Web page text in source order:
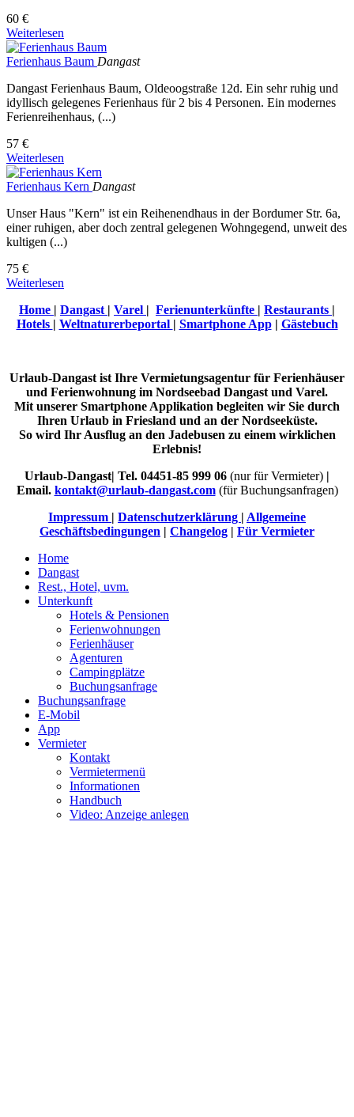
60 €
Weiterlesen
Ferienhaus Baum Dangast
Dangast Ferienhaus Baum, Oldeoogstraße 12d. Ein sehr ruhig und
idyllisch gelegenes Ferienhaus für 2 bis 4 Personen. Ein modernes
Ferienreihenhaus, (...)
57 €
Weiterlesen
Ferienhaus Kern Dangast
Unser Haus "Kern" ist ein Reihenendhaus in der Bordumer Str. 6a,
einer ruhigen, aber doch zentral gelegenen Wohngegend, unweit des
kultigen (...)
75 €
Weiterlesen
Home | Dangast | Varel | Ferienunterkünfte | Restaurants |
Hotels | Weltnaturerbeportal | Smartphone App| Gästebuch
Urlaub-Dangast ist Ihre Vermietungsagentur für Ferienhäuser
und Ferienwohnung im Nordseebad Dangast und Varel.
Mit unserer Smartphone Applikation begleiten wir Sie durch
Ihren Urlaub in Friesland und an der Nordseeküste.
So wird Ihr Ausflug an den Jadebusen zu einem wirklichen
Erlebnis!
Urlaub-Dangast| Tel. 04451-85 999 06 (nur für Vermieter) |
Email. kontakt@urlaub-dangast.com (für Buchungsanfragen)
Impressum | Datenschutzerklärung | Allgemeine
Geschäftsbedingungen | Changelog | Für Vermieter
Home
Dangast
Rest., Hotel, uvm.
Unterkunft
Hotels & Pensionen
Ferienwohnungen
Ferienhäuser
Agenturen
Campingplätze
Buchungsanfrage
Buchungsanfrage
E-Mobil
App
Vermieter
Kontakt
Vermietermenü
Informationen
Handbuch
Video: Anzeige anlegen